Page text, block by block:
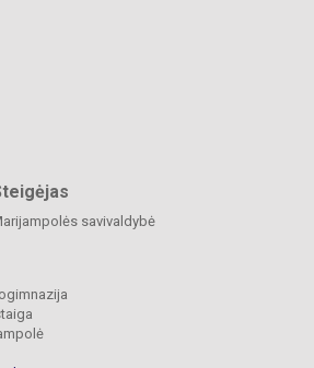
savivaldybė